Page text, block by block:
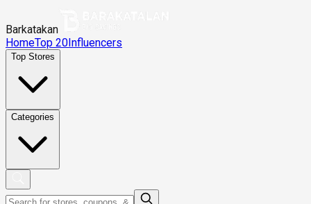
Barkatakan
HomeTop 20Influencers
Top Stores
Categories